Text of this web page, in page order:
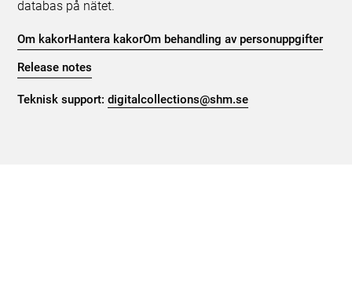
databas på nätet.
Om kakorHantera kakorOm behandling av personuppgifter
Release notes
Teknisk support:digitalcollections@shm.se